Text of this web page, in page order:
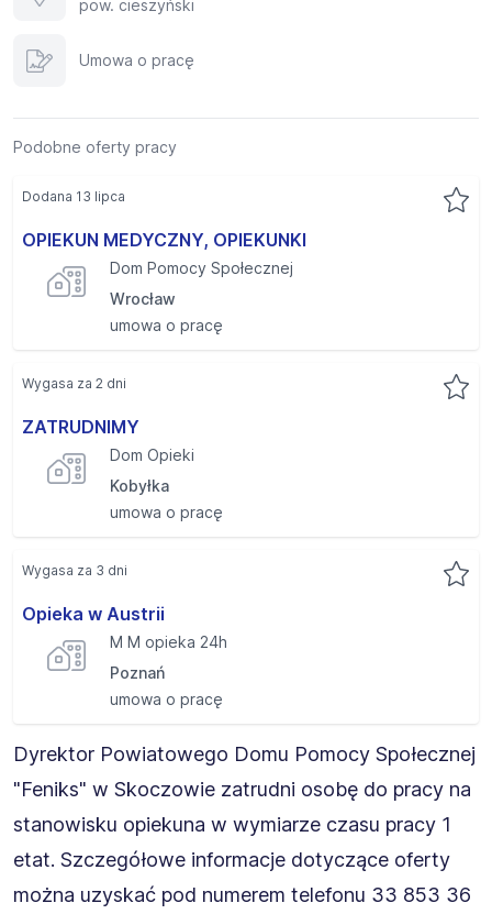
pow. cieszyński
Umowa o pracę
Podobne oferty pracy
OPIEKUN MEDYCZNY, OPIEKUNKI
Dom Pomocy Społecznej
Wrocław
umowa o pracę
Dodana 13 lipca
ZATRUDNIMY
Dom Opieki
Kobyłka
umowa o pracę
Wygasa za 2 dni
Opieka w Austrii
M M opieka 24h
Poznań
umowa o pracę
Wygasa za 3 dni
Dyrektor Powiatowego Domu Pomocy Społecznej
"Feniks" w Skoczowie zatrudni osobę do pracy na
stanowisku opiekuna w wymiarze czasu pracy 1
etat. Szczegółowe informacje dotyczące oferty
można uzyskać pod numerem telefonu 33 853 36